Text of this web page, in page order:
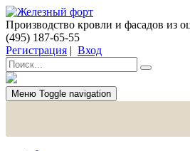
Производство кровли и фасадов из
(495) 187-65-55
Регистрация | Вход
Меню Toggle navigation